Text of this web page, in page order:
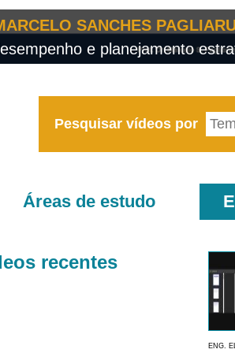
SANCHES
e planejamento
Pesquisar vídeos por
Áreas de estudo
recentes
ENG.